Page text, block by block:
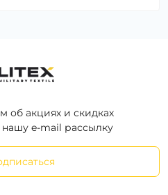
об акциях и скидках
e-mail рассылку